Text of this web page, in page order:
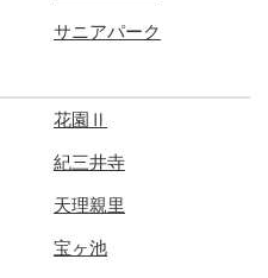
サニアパーク
花園Ⅱ
紀三井寺
天理親里
宝ヶ池